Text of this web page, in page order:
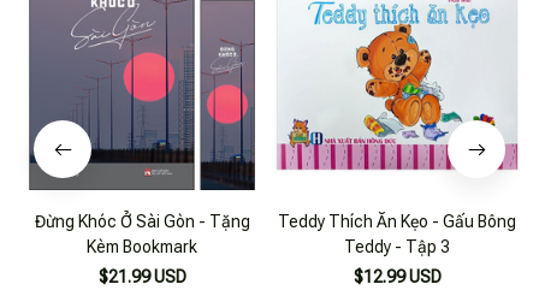
Đừng Khóc Ở Sài Gòn - Tặng
Kèm Bookmark
$21.99 USD
Teddy Thích Ăn Kẹo - Gấu Bông
Teddy - Tập 3
$12.99 USD